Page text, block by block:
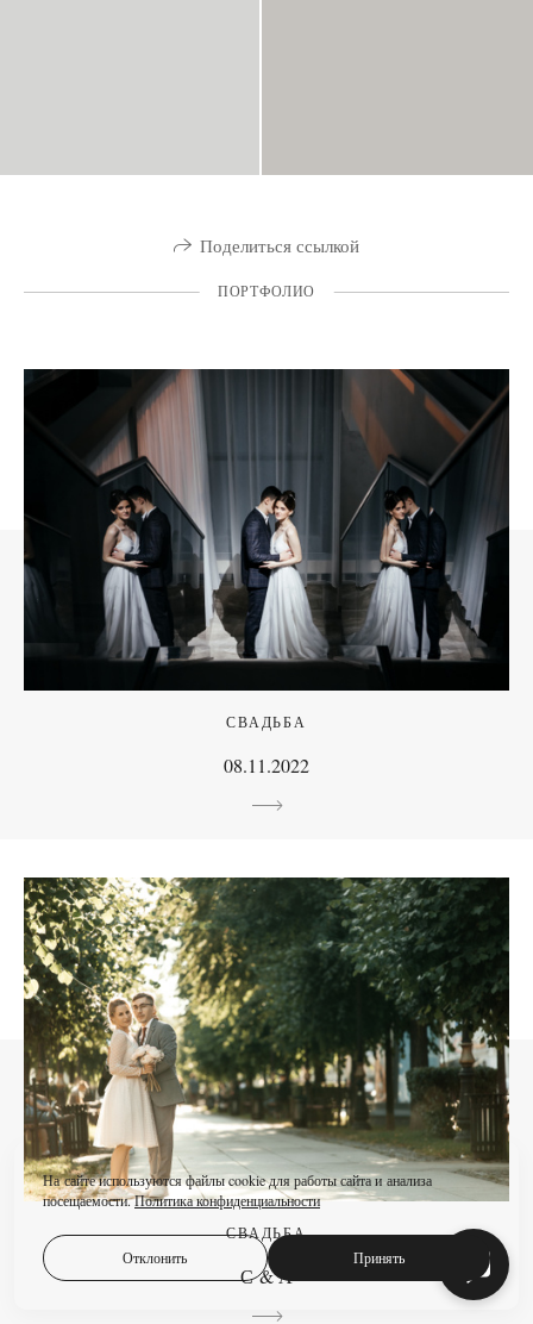
Поделиться ссылкой
ПОРТФОЛИО
СВАДЬБА
08.11.2022
СВАДЬБА
С & А
На сайте используются файлы cookie для работы сайта и анализа
посещаемости.Политика конфиденциальности
Отклонить Принять